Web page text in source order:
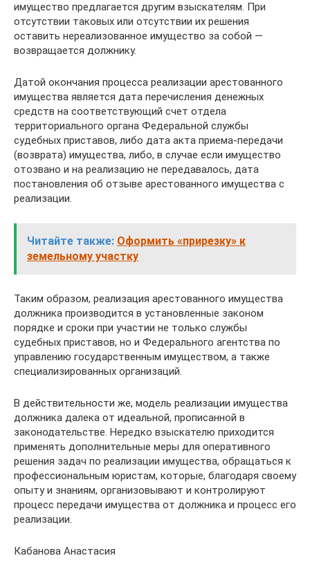
имущество предлагается другим взыскателям. При
отсутствии таковых или отсутствии их решения
оставить нереализованное имущество за собой —
возвращается должнику.
Датой окончания процесса реализации арестованного
имущества является дата перечисления денежных
средств на соответствующий счет отдела
территориального органа Федеральной службы
судебных приставов, либо дата акта приема-передачи
(возврата) имущества, либо, в случае если имущество
отозвано и на реализацию не передавалось, дата
постановления об отзыве арестованного имущества с
реализации.
Читайте также: Оформить «прирезку» к
земельному участку
Таким образом, реализация арестованного имущества
должника производится в установленные законом
порядке и сроки при участии не только службы
судебных приставов, но и Федерального агентства по
управлению государственным имуществом, а также
специализированных организаций.
В действительности же, модель реализации имущества
должника далека от идеальной, прописанной в
законодательстве. Нередко взыскателю приходится
применять дополнительные меры для оперативного
решения задач по реализации имущества, обращаться к
профессиональным юристам, которые, благодаря своему
опыту и знаниям, организовывают и контролируют
процесс передачи имущества от должника и процесс его
реализации.
Кабанова Анастасия